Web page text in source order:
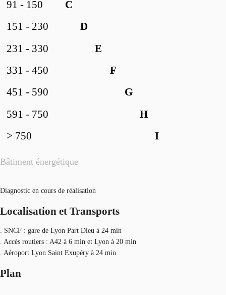
Bâtiment énergétique
C
91 - 150
D
151 - 230
E
231 - 330
F
331 - 450
G
451 - 590
H
591 - 750
I
> 750
Diagnostic en cours de réalisation
Localisation et Transports
. SNCF : gare de Lyon Part Dieu à 24 min
. Accès routiers : A42 à 6 min et Lyon à 20 min
. Aéroport Lyon Saint Exupéry à 24 min
Plan